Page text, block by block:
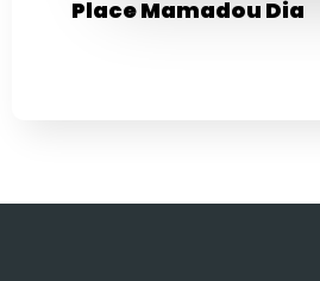
Place Mamadou Dia